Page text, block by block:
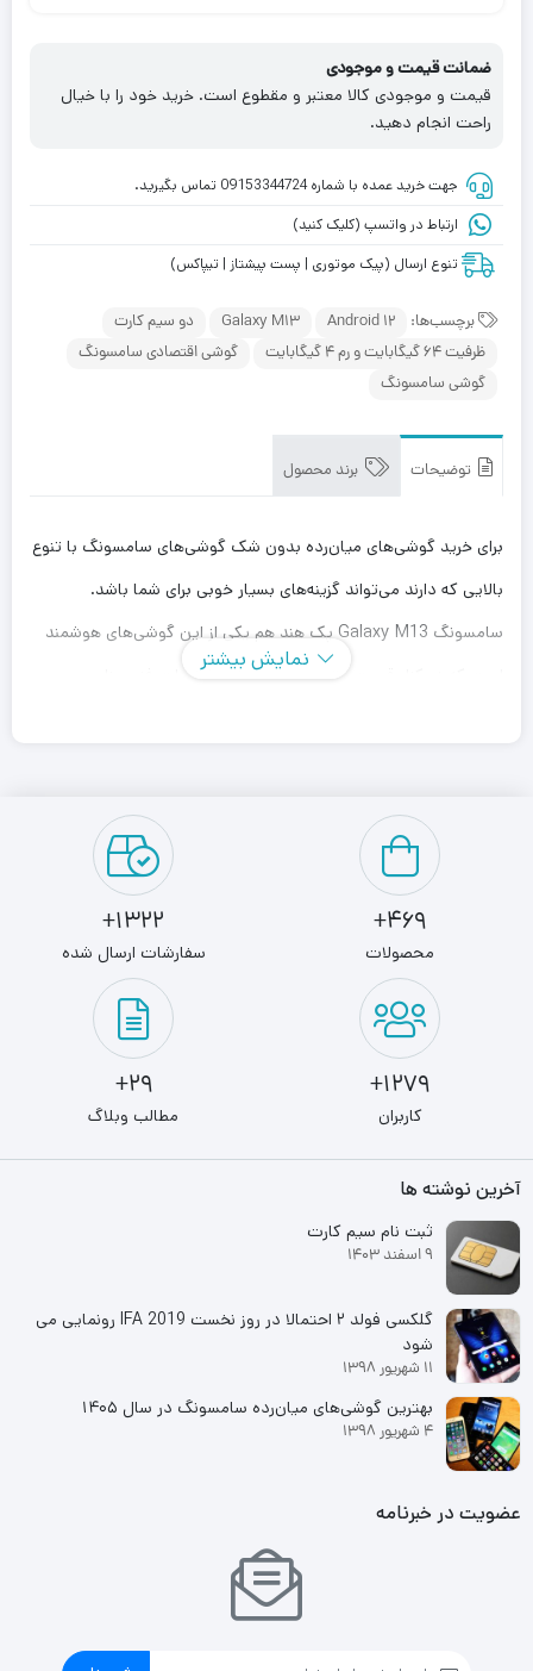
ضمانت قیمت و موجودی
قیمت و موجودی کالا معتبر و مقطوع است. خرید خود را با خیال
راحت انجام دهید.
جهت خرید عمده با شماره 09153344724 تماس بگیرید.
ارتباط در واتسپ (کلیک کنید)
تنوع ارسال (پیک موتوری | پست پیشتاز | تیپاکس)
برچسب‌ها: Android ۱۲ Galaxy M13
دو سیم کارت
ظرفیت 64 گیگابایت و رم 4 گیگابایت
گوشی اقتصادی سامسونگ
گوشی سامسونگ
توضیحات برند محصول
برای خرید گوشی‌های میان‌رده بدون شک گوشی‌های سامسونگ با تنوع
بالایی که دارند می‌تواند گزینه‌های بسیار خوبی برای شما باشد.
سامسونگ Galaxy M13 پک هند هم یکی از این گوشی‌های هوشمند
است که در کنار قیمت مقرون به‌صرفه، از مشخصات فنی مناسب و
رزولوشن 1080×2408 پیکسل از نوع PLS مجهز شده که توانایی
مگاپیکسل فوق عریضی که امکان ثبت تصاویر با زاویه دید گسترده را
برای شما فراهم کرده و یک سنسور 2 مگاپیکسل ماکرو که تاثیر بالایی
در ثبت تصاویر پرتره توسط سنسور دوربین اصلی دارد، سنسور‌های
دوربین سه‌گانه این گوشی هوشمند میان‌رده را تشکیل می‌دهند.
محبوب و نرم‌افزار‌های کاربردی داشته باشد. باتری قدرتمند با میزان
ظرفیت 6000 میلی‌آمپر‌ساعت هم اتفاق بسیار خوبی برای این گوشی
بوده که توانایی ارائه طول عمر مفید (زمان آماده به‌کار) دو روز و حتی
بیشتر را در مصرف عادی دارد. در مجموع باید بگوییم که اگر به دنبال
قبولی داشته باشد، Galaxy M13 ‌‌می‌تواند یکی از گزینه‌های خوب شما
باشد. گوشی‌های اکتیو هم به این شکل هستند که به دلیل
محدودیت‌های برخی از محصولات برای کشور ایران، در کشور‌های
نمایش بیشتر
469+
محصولات
1322+
سفارشات ارسال شده
1279+
کاربران
29+
مطالب وبلاگ
آخرین نوشته ها
ثبت نام سیم کارت
9 اسفند 1403
گلکسی فولد ۲ احتمالا در روز نخست IFA 2019 رونمایی می
شود
11 شهریور 1398
بهترین گوشی‌های میان‌رده سامسونگ در سال ۱۴۰۵
4 شهریور 1398
عضویت در خبرنامه